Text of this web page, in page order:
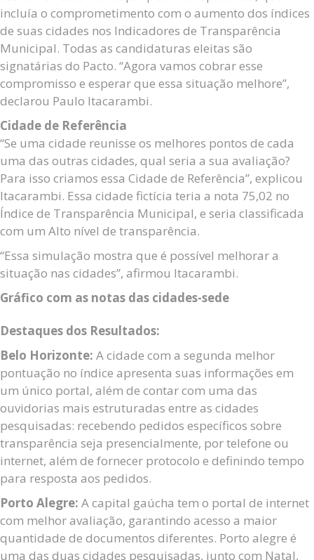
incluía o comprometimento com o aumento dos índices
de suas cidades nos Indicadores de Transparência
Municipal. Todas as candidaturas eleitas são
signatárias do Pacto. “Agora vamos cobrar esse
compromisso e esperar que essa situação melhore”,
declarou Paulo Itacarambi.
Cidade de Referência
“Se uma cidade reunisse os melhores pontos de cada
uma das outras cidades, qual seria a sua avaliação?
Para isso criamos essa Cidade de Referência”, explicou
Itacarambi. Essa cidade fictícia teria a nota 75,02 no
Índice de Transparência Municipal, e seria classificada
com um Alto nível de transparência.
“Essa simulação mostra que é possível melhorar a
situação nas cidades”, afirmou Itacarambi.
Gráfico com as notas das cidades-sede
Destaques dos Resultados:
Belo Horizonte: A cidade com a segunda melhor
pontuação no índice apresenta suas informações em
um único portal, além de contar com uma das
ouvidorias mais estruturadas entre as cidades
pesquisadas: recebendo pedidos específicos sobre
transparência seja presencialmente, por telefone ou
internet, além de fornecer protocolo e definindo tempo
para resposta aos pedidos.
Porto Alegre: A capital gaúcha tem o portal de internet
com melhor avaliação, garantindo acesso a maior
quantidade de documentos diferentes. Porto alegre é
uma das duas cidades pesquisadas, junto com Natal,